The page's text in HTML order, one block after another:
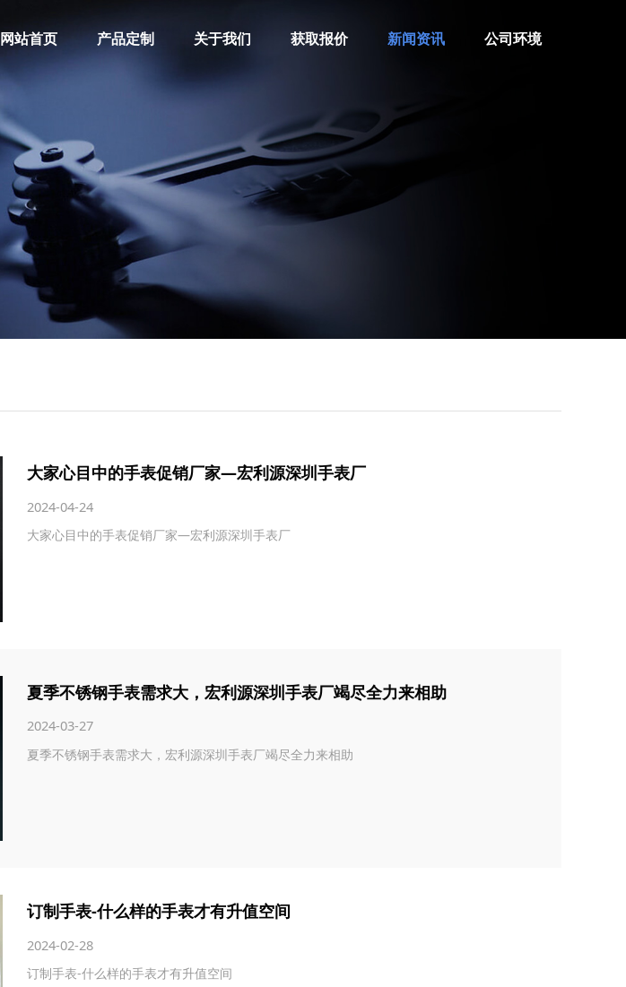
网站首页 产品定制 关于我们 获取报价 新闻资讯 公司环境
大家心目中的手表促销厂家—宏利源深圳手表厂
2024-04-24
大家心目中的手表促销厂家—宏利源深圳手表厂
夏季不锈钢手表需求大，宏利源深圳手表厂竭尽全力来相助
2024-03-27
夏季不锈钢手表需求大，宏利源深圳手表厂竭尽全力来相助
订制手表-什么样的手表才有升值空间
2024-02-28
订制手表-什么样的手表才有升值空间